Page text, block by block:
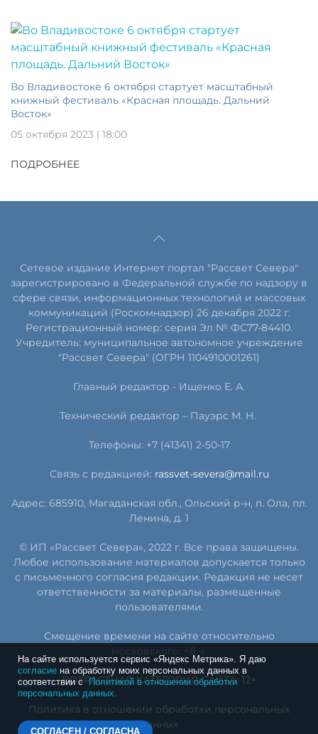
Во Владивостоке 6 октября стартует масштабный
книжный фестиваль «Красная площадь. Дальний
Восток»
05 октября 2023 | 18:00
ПОДРОБНЕЕ
Сетевое издание Интернет портал "Рассвет Севера"
зарегистрировано в Федеральной службе по надзору в
сфере связи, информационных технологий и массовых
коммуникаций (Роскомнадзор) 26 декабря 2022 г.
Регистрационный номер: серия Эл № ФС77-84410.
Учредитель: муниципальное автономное учреждение
"Рассвет Севера" (ОГРН 1104910001261)
Главный редактор - Ищенко Е. А.
Технический редактор – Пауэрс М. Н.
Телефоны: +7 (41341) 2-50-17
Связь с редакцией: rassvet-severa@mail.ru
Адрес: 685910, Магаданская обл., Ольский р-н, п. Ола, пл.
Ленина, д. 1
© ИП «Рассвет Севера», 2022 г. Все права защищены.
Любое использование материалов допускается только
с письменного согласия редакции. Редакция не несет
ответственности за материалы, размещенные
пользователями.
Смещение времени на сайте относительно
московского: +8 ч.
ВОЗРАСТНАЯ КАТЕГОРИЯ САЙТА: 12+
Политика в отношении обработки персональных
данных
На сайте используется сервис «Яндекс Метрика». Я даю
согласие на обработку моих персональных данных в
соответствии сПолитикой в отношении обработки
персональных данных.
СОГЛАСЕН / СОГЛАСНА